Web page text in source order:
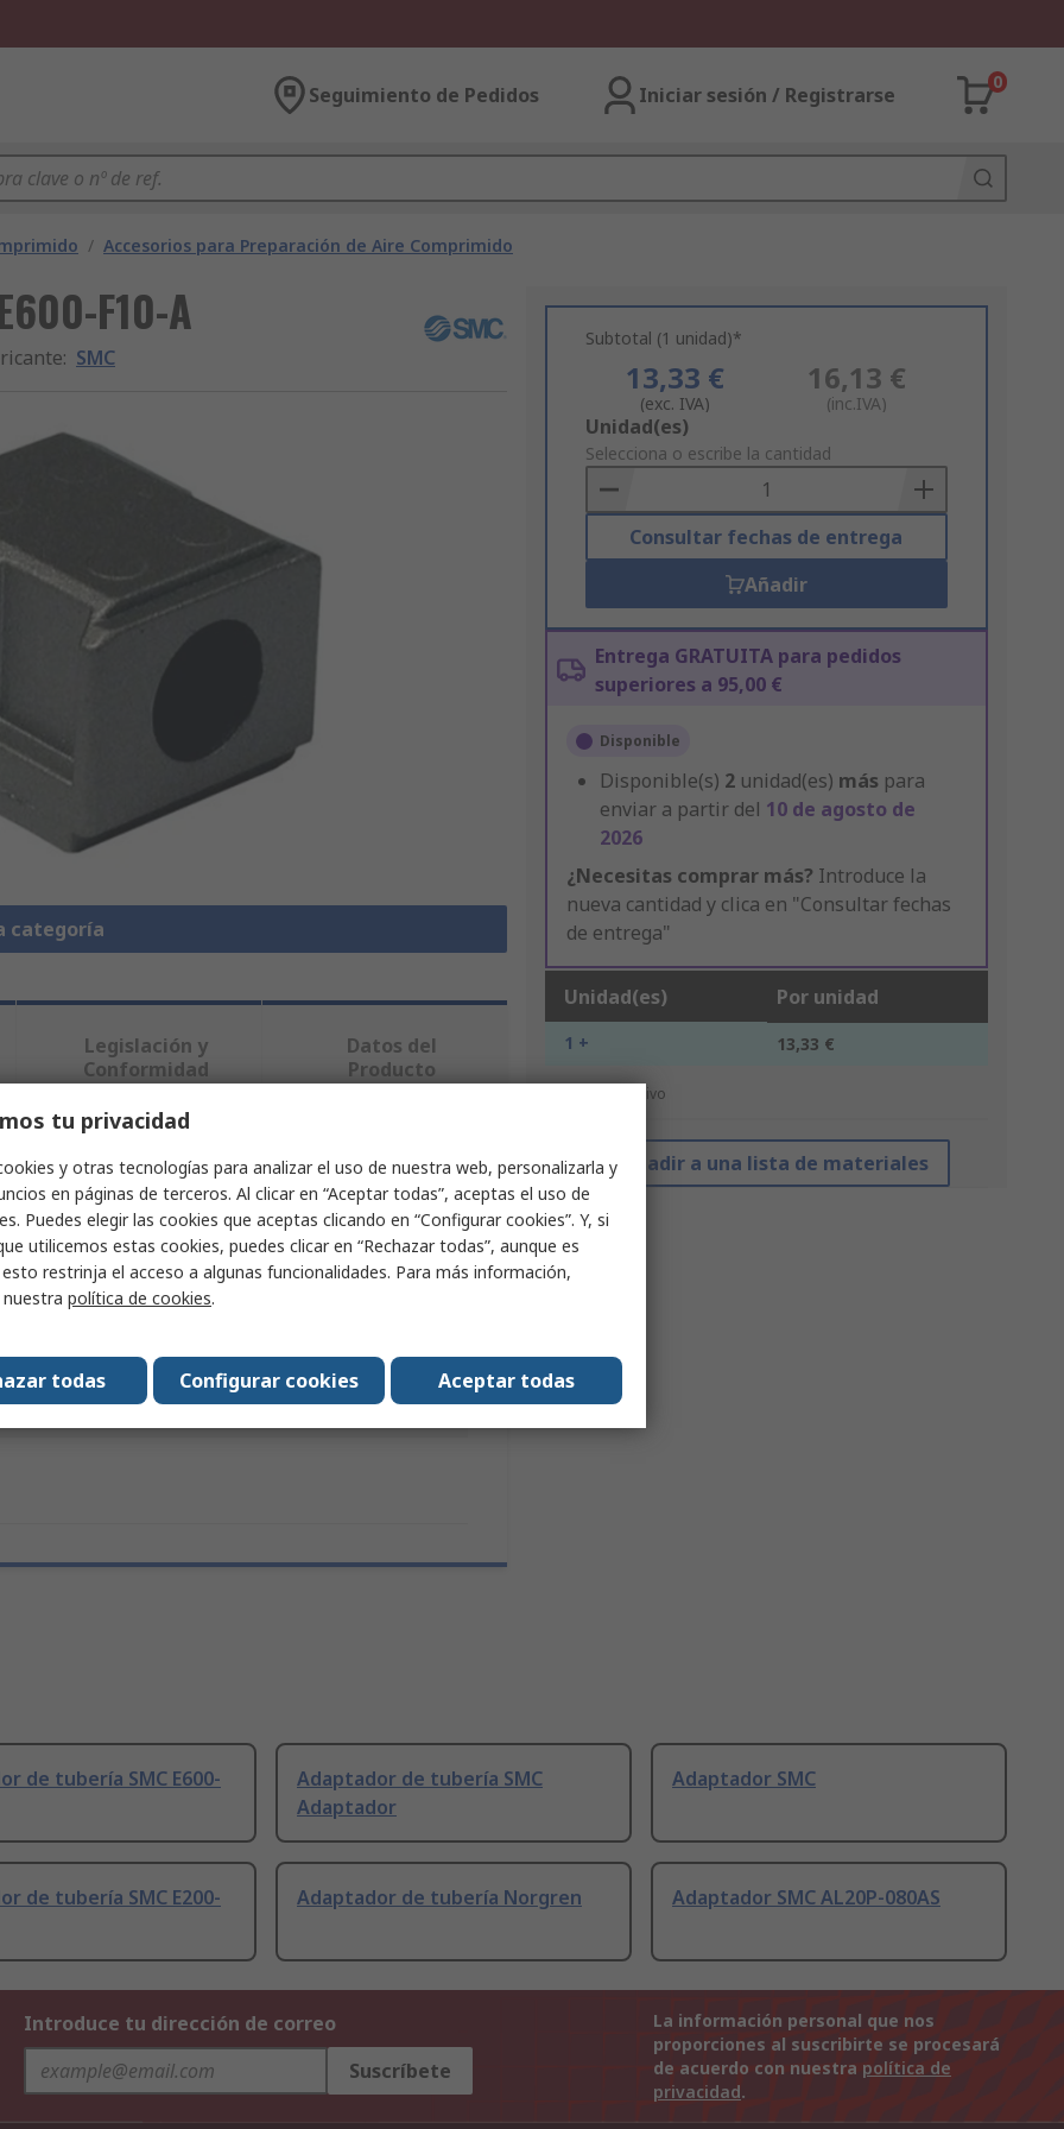
Seguimiento de Pedidos Iniciar sesión / Registrarse
0
/ Accesorios para Preparación de Aire Comprimido
F10-A
: SMC
categoría
Subtotal (1 unidad)*
13,33 €
(exc. IVA)
16,13 €
(inc.IVA)
Add
to
Basket
Unidad(es)
Selecciona o escribe la cantidad
Consultar fechas de entrega
Añadir
Entrega GRATUITA para pedidos
superiores a 95,00 €
Disponible
Disponible(s) 2 unidad(es) más para
enviar a partir del 10 de agosto de
2026
¿Necesitas comprar más? Introduce la
nueva cantidad y clica en "Consultar fechas
de entrega"
Unidad(es) Por unidad
1 + 13,33 €
*precio indicativo
Añadir a una lista de materiales
Legislación y
Conformidad
Datos del
Producto
uno o varios atributos.
Valor
SMC
y estándares
E600-F10-A
de tubería SMC E600-
Adaptador de tubería SMC
Adaptador
Adaptador SMC
de tubería SMC E200-
Adaptador de tubería Norgren Adaptador SMC AL20P-080AS
Introduce tu dirección de correo
Suscríbete
La información personal que nos
proporciones al suscribirte se procesará
de acuerdo con nuestra política de
privacidad.
tu privacidad
y otras tecnologías para analizar el uso de nuestra web, personalizarla y
en páginas de terceros. Al clicar en “Aceptar todas”, aceptas el uso de
Puedes elegir las cookies que aceptas clicando en “Configurar cookies”. Y, si
utilicemos estas cookies, puedes clicar en “Rechazar todas”, aunque es
restrinja el acceso a algunas funcionalidades. Para más información,
política de cookies.
Aceptar todas
Configurar cookies
todas